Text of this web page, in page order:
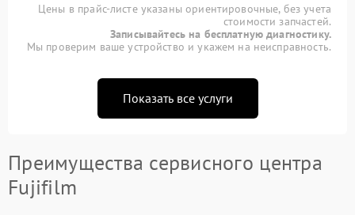
Цены в прайс-листе указаны ориентировочные, без учета
стоимости запчастей.
Записывайтесь на бесплатную диагностику.
Мы проверим ваше устройство и укажем на неисправность.
Показать все услуги
Преимущества сервисного центра
Fujifilm